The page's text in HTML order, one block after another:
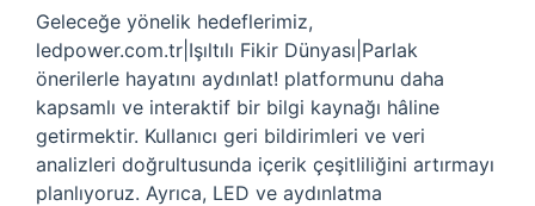
Geleceğe yönelik hedeflerimiz,
ledpower.com.tr|Işıltılı Fikir Dünyası|Parlak
önerilerle hayatını aydınlat! platformunu daha
kapsamlı ve interaktif bir bilgi kaynağı hâline
getirmektir. Kullanıcı geri bildirimleri ve veri
analizleri doğrultusunda içerik çeşitliliğini artırmayı
planlıyoruz. Ayrıca, LED ve aydınlatma